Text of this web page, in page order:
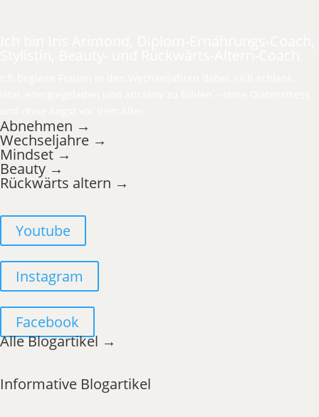
Abnehmen →
Wechseljahre →
Mindset →
Beauty →
Rückwärts altern →
Youtube
Instagram
Facebook
Alle Blogartikel →
Informative Blogartikel